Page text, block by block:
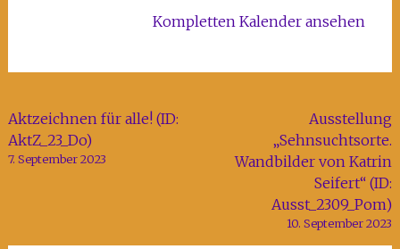
Kompletten Kalender ansehen
Beitragsnavigation
Aktzeichnen für alle! (ID:
AktZ_23_Do)
7. September 2023
Ausstellung
„Sehnsuchtsorte.
Wandbilder von Katrin
Seifert“ (ID:
Ausst_2309_Pom)
10. September 2023